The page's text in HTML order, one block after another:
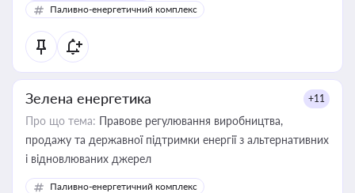
Паливно-енергетичний комплекс
Зелена енергетика +11
Про що тема: Правове регулювання виробництва,
продажу та державної підтримки енергії з альтернативних
і відновлюваних джерел
Паливно-енергетичний комплекс